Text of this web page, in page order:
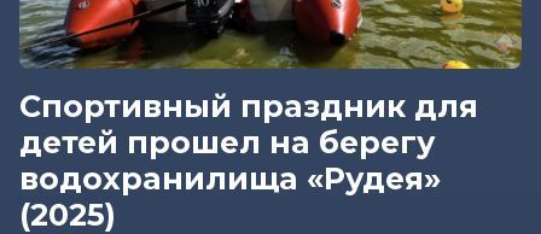
Спортивный праздник для
детей прошел на берегу
водохранилища «Рудея»
(2025)